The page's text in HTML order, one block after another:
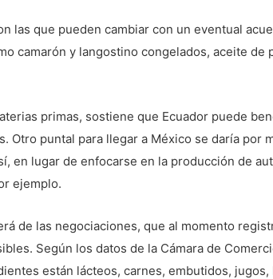
las que pueden cambiar con un eventual
camarón y langostino congelados, aceite
primas, sostiene que Ecuador puede
Otro puntal para llegar a México se daría
en lugar de enfocarse en la producción de
ejemplo.
de las negociaciones, que al momento
Según los datos de la Cámara de
están lácteos, carnes, embutidos,